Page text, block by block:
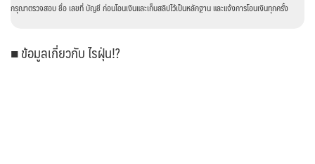
กรุณาตรวจสอบ ชื่อ เลขที่ บัญชี ก่อนโอนเงินและเก็บสลิปไว้เป็นหลักฐาน และแจ้งการโอนเงินทุกครั้ง
■ ข้อมูลเกี่ยวกับ ไรฝุ่น!?